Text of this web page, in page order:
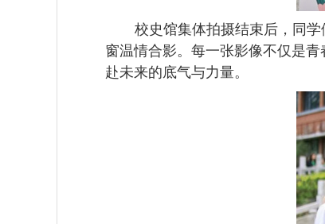
校史馆集体拍摄结束后，同
窗温情合影。每一张影像不仅是
赴未来的底气与力量。